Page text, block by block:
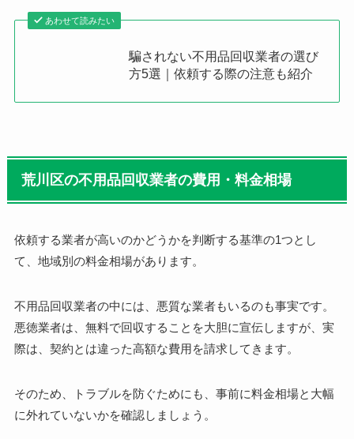
あわせて読みたい
騙されない不用品回収業者の選び
方5選｜依頼する際の注意も紹介
荒川区の不用品回収業者の費用・料金相場
依頼する業者が高いのかどうかを判断する基準の1つとし
て、地域別の料金相場があります。
不用品回収業者の中には、悪質な業者もいるのも事実です。
悪徳業者は、無料で回収することを大胆に宣伝しますが、実
際は、契約とは違った高額な費用を請求してきます。
そのため、トラブルを防ぐためにも、事前に料金相場と大幅
に外れていないかを確認しましょう。